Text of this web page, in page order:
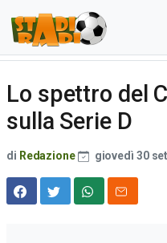
Lo spettro del
sulla Serie D
di Redazione giovedì 30